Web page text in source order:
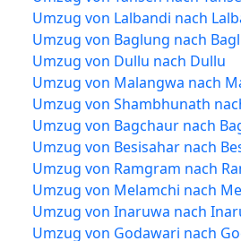
Umzug von Lalbandi nach
Umzug von Baglung nach
Umzug von Dullu nach Dullu
Umzug von Malangwa nach
Umzug von Shambhunath
Umzug von Bagchaur nach
Umzug von Besisahar nach
Umzug von Ramgram nach
Umzug von Melamchi nach
Umzug von Inaruwa nach
Umzug von Godawari nach